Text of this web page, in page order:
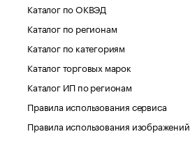
Каталог по ОКВЭД
Каталог по регионам
Каталог по категориям
Каталог торговых марок
Каталог ИП по регионам
Правила использования сервиса
Правила использования изображений